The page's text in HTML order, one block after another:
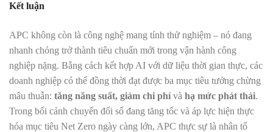
Kết luận
APC không còn là công nghệ mang tính thử nghiệm – nó đang
nhanh chóng trở thành tiêu chuẩn mới trong vận hành công
nghiệp nặng. Bằng cách kết hợp AI với dữ liệu thời gian thực, các
doanh nghiệp có thể đồng thời đạt được ba mục tiêu tưởng chừng
mâu thuẫn: tăng năng suất, giảm chi phívà hạ mức phát thải.
Trong bối cảnh chuyển đổi số đang tăng tốc và áp lực hiện thực
hóa mục tiêu Net Zero ngày càng lớn, APC thực sự là nhân tố